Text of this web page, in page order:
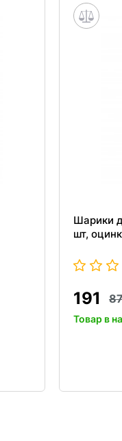
Шарики
шт,
191
Товар в